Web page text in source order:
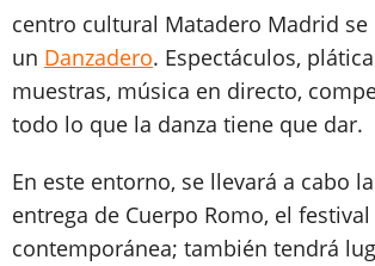
centro cultural Matadero Madrid se
un Danzadero. Espectáculos,
muestras, música en directo,
todo lo que la danza tiene que dar.
En este entorno, se llevará a cabo
entrega de Cuerpo Romo, el
contemporánea; también tendrá